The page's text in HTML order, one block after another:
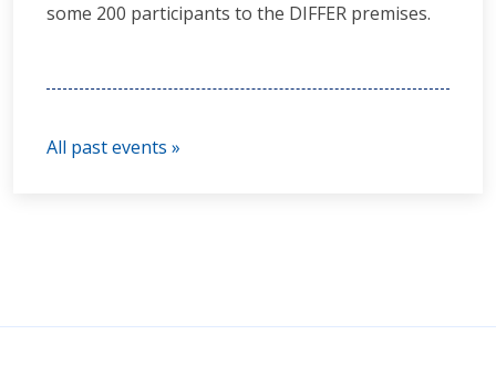
some 200 participants to the DIFFER premises.
All past events »